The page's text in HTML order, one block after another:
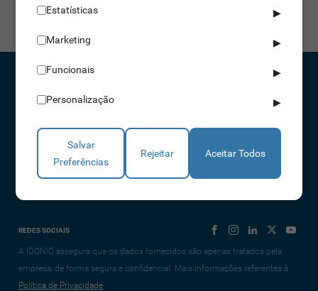
seguras do que nunca!
CONTACTOS
NORTE 229 428 790 | SUL 210 131 427
(chamada para a rede fixa nacional)
info@idonic.com
REDES SOCIAIS
A IDONIC assegura que os dados fornecidos são apenas tratados pela
empresa, de forma segura e confidencial. Mais informações referentes à
Política de Privacidade
Estatísticas ▶
Marketing ▶
Funcionais ▶
Personalização ▶
Salvar
Preferências
Rejeitar Aceitar Todos